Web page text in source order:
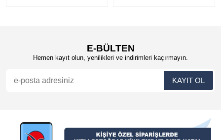
E-BÜLTEN
Hemen kayıt olun, yenilikleri ve indirimleri kaçırmayın.